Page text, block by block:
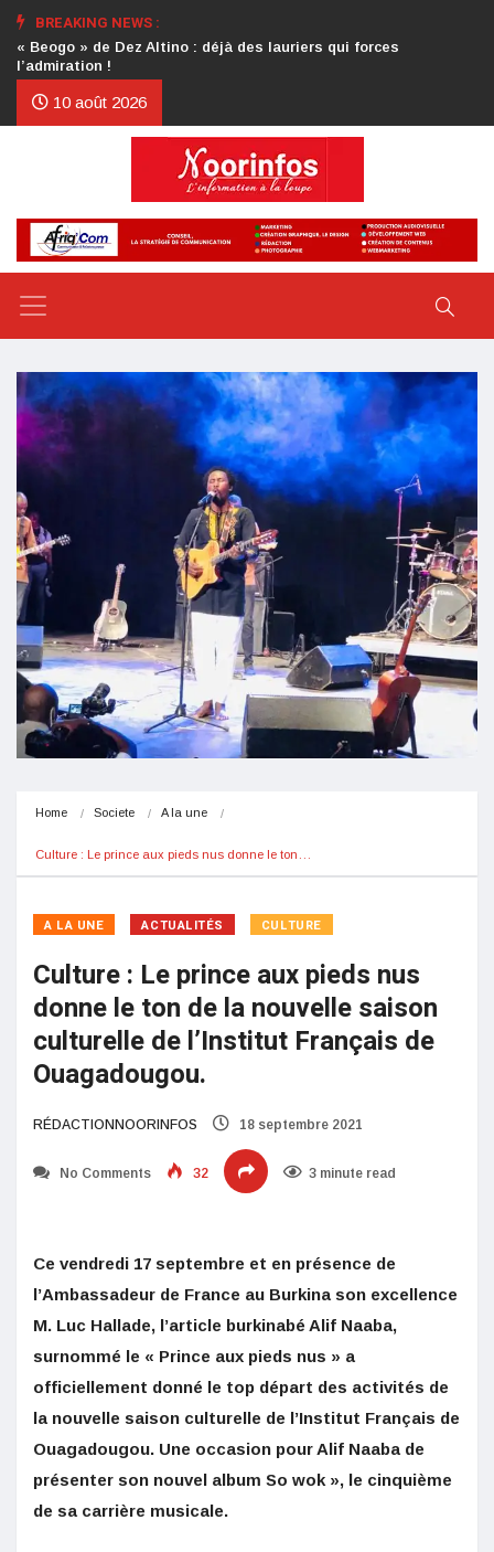
BREAKING NEWS :
Crise au CDP : l’authentification de la lettre du président
d’honneur toujours attendue
10 août 2026
Home Societe A la une
Culture : Le prince aux pieds nus donne le ton…
A LA UNE ACTUALITÉS CULTURE
Culture : Le prince aux pieds nus
donne le ton de la nouvelle saison
culturelle de l’Institut Français de
Ouagadougou.
RÉDACTIONNOORINFOS 18 septembre 2021
No Comments 32 3 minute read
Ce vendredi 17 septembre et en présence de
l’Ambassadeur de France au Burkina son excellence
M. Luc Hallade, l’article burkinabé Alif Naaba,
surnommé le « Prince aux pieds nus » a
officiellement donné le top départ des activités de
la nouvelle saison culturelle de l’Institut Français de
Ouagadougou. Une occasion pour Alif Naaba de
présenter son nouvel album So wok », le cinquième
de sa carrière musicale.